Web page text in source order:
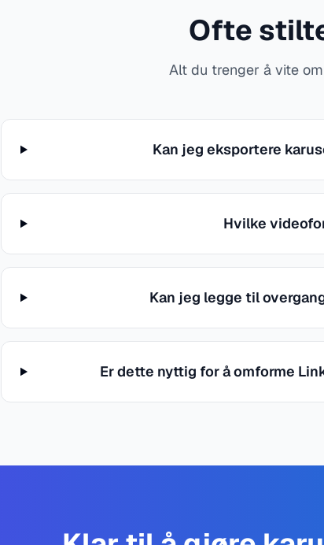
Ofte
Alt du trenger å vite
Kan jeg eksportere
Hvilke
Kan jeg legge til
Er dette nyttig for å omforme